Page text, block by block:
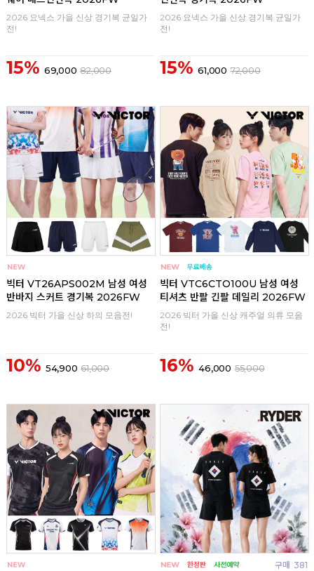
2026 요넥스 가을 신상 경기복 균일가
전!
15% 69,000 82,000
2026 요넥스 가을 신상 경기복 균일가
전!
15% 61,000 72,000
빅터 VT26APS002M 남성 여성
반바지 스커트 경기복 2026FW
2026 빅터 가을 신상 하의 모음전!
10% 54,900 61,000
빅터 VTC6CTO100U 남성 여성
티셔츠 반팔 긴팔 데일리 2026FW
2026 빅터 가을 신상 캐주얼 의류 모음
전!
16% 46,000 55,000
구매 381